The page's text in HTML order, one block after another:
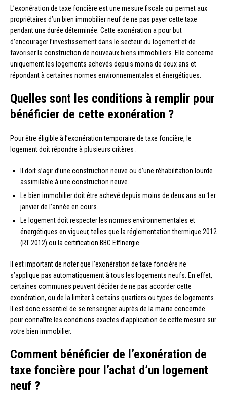
L’exonération de taxe foncière est une mesure fiscale qui permet aux
propriétaires d’un bien immobilier neuf de ne pas payer cette taxe
pendant une durée déterminée. Cette exonération a pour but
d’encourager l’investissement dans le secteur du logement et de
favoriser la construction de nouveaux biens immobiliers. Elle concerne
uniquement les logements achevés depuis moins de deux ans et
répondant à certaines normes environnementales et énergétiques.
Quelles sont les conditions à remplir pour
bénéficier de cette exonération ?
Pour être éligible à l’exonération temporaire de taxe foncière, le
logement doit répondre à plusieurs critères :
Il doit s’agir d’une construction neuve ou d’une réhabilitation lourde
assimilable à une construction neuve.
Le bien immobilier doit être achevé depuis moins de deux ans au 1er
janvier de l’année en cours.
Le logement doit respecter les normes environnementales et
énergétiques en vigueur, telles que la réglementation thermique 2012
(RT 2012) ou la certification BBC Effinergie.
Il est important de noter que l’exonération de taxe foncière ne
s’applique pas automatiquement à tous les logements neufs. En effet,
certaines communes peuvent décider de ne pas accorder cette
exonération, ou de la limiter à certains quartiers ou types de logements.
Il est donc essentiel de se renseigner auprès de la mairie concernée
pour connaître les conditions exactes d’application de cette mesure sur
votre bien immobilier.
Comment bénéficier de l’exonération de
taxe foncière pour l’achat d’un logement
neuf ?